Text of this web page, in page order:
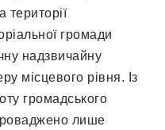
території
громади
надзвичайну
місцевого рівня. Із
громадського
лише